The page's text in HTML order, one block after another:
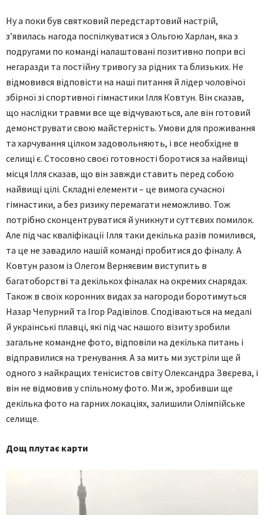
Ну а поки був святковий передстартовий настрій,
з’явилась нагода поспілкуватися з Ольгою Харлан, яка з
подругами по команді налаштовані позитивно попри всі
негаразди та постійну тривогу за рідних та близьких. Не
відмовився відповісти на наші питання й лідер чоловічої
збірної зі спортивної гімнастики Ілля Ковтун. Він сказав,
що наслідки травми все ще відчуваються, але він готовий
демонструвати свою майстерність. Умови для проживання
та харчування цілком задовольняють, і все необхідне в
селищі є. Стосовно своєї готовності боротися за найвищі
місця Ілля сказав, що він завжди ставить перед собою
найвищі цілі. Складні елементи – це вимога сучасної
гімнастики, а без ризику перемагати неможливо. Тож
потрібно сконцентруватися й уникнути суттєвих помилок.
Але під час кваліфікації Ілля таки декілька разів помилився,
та це не завадило нашій команді пробитися до фіналу. А
Ковтун разом із Олегом Верняєвим виступить в
багатоборстві та декількох фіналах на окремих снарядах.
Також в своїх коронних видах за нагороди боротимуться
Назар Чепурний та Ігор Радівілов. Сподіваються на медалі
й українські плавці, які під час нашого візиту зробили
загальне командне фото, відповіли на декілька питань і
відправилися на тренування. А за мить ми зустріли ще й
одного з найкращих тенісистов світу Олександра Звєрева, і
він не відмовив у спільному фото. Ми ж, зробивши ще
декілька фото на гарних локаціях, залишили Олімпійське
селище.
Дощ плутає карти